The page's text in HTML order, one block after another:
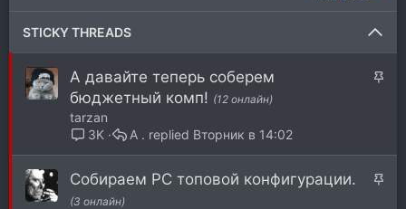
STICKY THREADS
З
е
п
А давайте теперь соберем
бюджетный комп! (12 онлайн)
tarzan
3K
Вторник в 14:02
A .
З
Собираем PC топовой конфигурации.
(3 онлайн)